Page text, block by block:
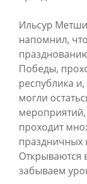
Ильсур
напомнил,
Победы,
республика
могли
мероприятий,
проходит
праздничных
Открываются
забываем